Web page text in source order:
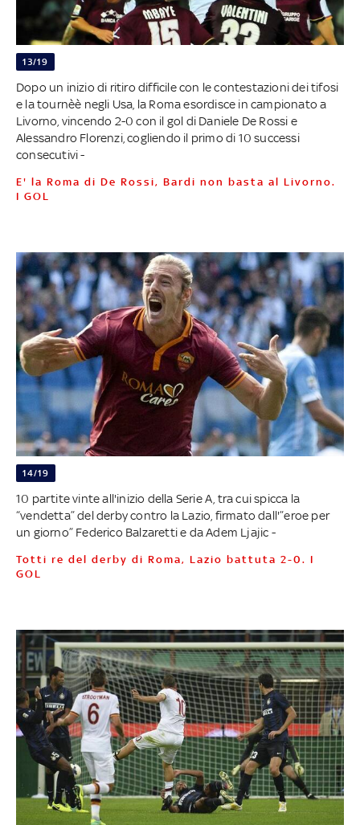
13/19
Dopo un inizio di ritiro difficile con le contestazioni dei tifosi
e la tournèè negli Usa, la Roma esordisce in campionato a
Livorno, vincendo 2-0 con il gol di Daniele De Rossi e
Alessandro Florenzi, cogliendo il primo di 10 successi
consecutivi -
E' la Roma di De Rossi, Bardi non basta al Livorno.
I GOL
14/19
10 partite vinte all'inizio della Serie A, tra cui spicca la
“vendetta” del derby contro la Lazio, firmato dall'”eroe per
un giorno” Federico Balzaretti e da Adem Ljajic -
Totti re del derby di Roma, Lazio battuta 2-0. I
GOL